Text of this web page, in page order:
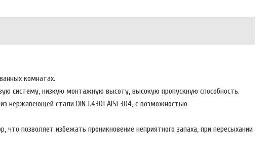
комнатах.
систему, низкую монтажную высоту, высокую пропускную способность.
нержавеющей стали DIN 1.4301 AISI 304, с возможностью
позволяет избежать проникновение неприятного запаха, при пересыхании